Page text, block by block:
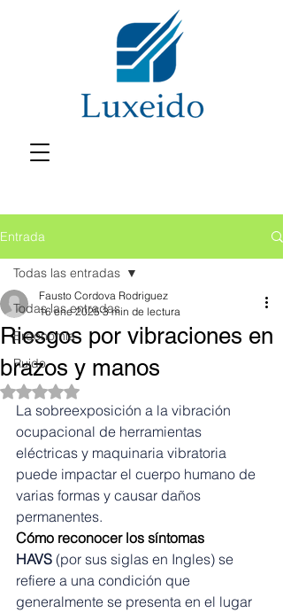
Entrada
Todas las entradas
Ergonomía
Ruido
Todas las entradas
Riesgos por vibraciones en
brazos y manos
Fausto Cordova Rodriguez
16 ene 2025 3 min de lectura
Obtuvo NaN de 5 estrellas.
La sobreexposición a la vibración
ocupacional de herramientas
eléctricas y maquinaria vibratoria
puede impactar el cuerpo humano de
varias formas y causar daños
permanentes.
Cómo reconocer los síntomas
HAVS (por sus siglas en Ingles) se
refiere a una condición que
generalmente se presenta en el lugar